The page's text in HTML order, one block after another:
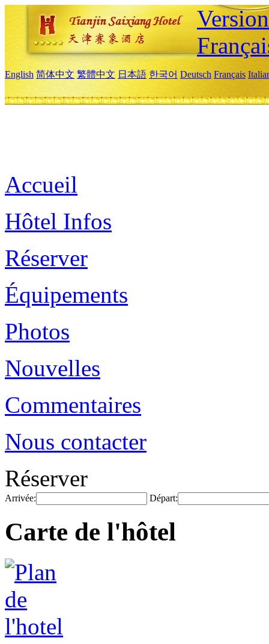
English 简体中文 繁體中文 日本語 한국어 Deutsch Français
Accueil
Hôtel Infos
Réserver
Équipements
Photos
Nouvelles
Commentaires
Nous contacter
Réserver
Arrivée: Départ:
Carte de l'hôtel